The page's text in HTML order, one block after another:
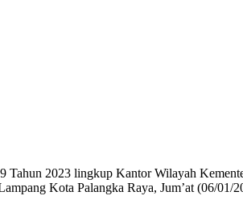
Tahun 2023 lingkup Kantor Wilayah
Kota Palangka Raya, Jum’at (06/01/